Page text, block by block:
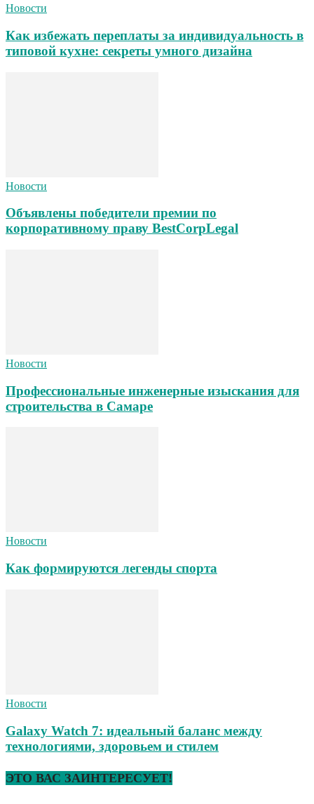
Новости
Как избежать переплаты за индивидуальность в
типовой кухне: секреты умного дизайна
Новости
Объявлены победители премии по
корпоративному праву BestCorpLegal
Новости
Профессиональные инженерные изыскания для
строительства в Самаре
Новости
Как формируются легенды спорта
Новости
Galaxy Watch 7: идеальный баланс между
технологиями, здоровьем и стилем
ЭТО ВАС ЗАИНТЕРЕСУЕТ!